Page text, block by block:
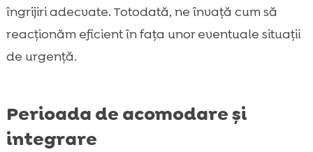
îngrijiri adecvate. Totodată, ne învață cum să
reacționăm eficient în fața unor eventuale situații
de urgență.
Perioada de acomodare și
integrare